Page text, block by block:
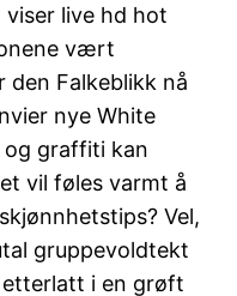
viser live hd hot
vært
den Falkeblikk nå
nye White
og graffiti kan
vil føles varmt å
Vel,
gruppevoldtekt
i en grøft